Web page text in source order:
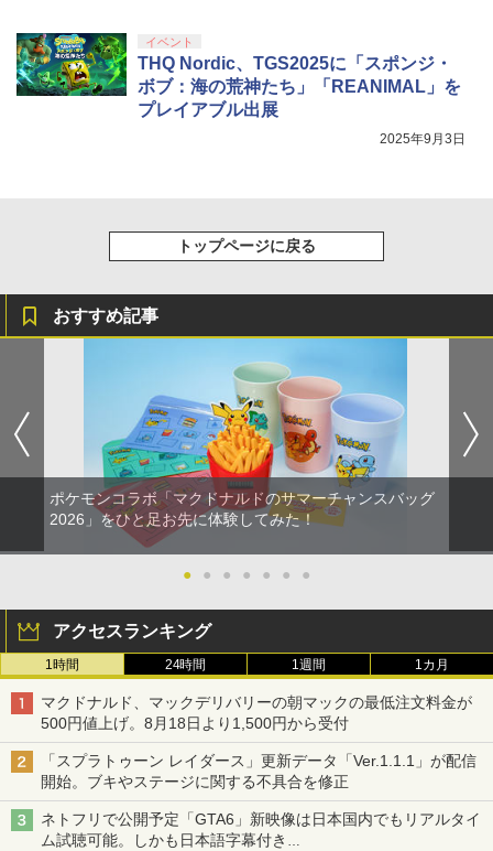
イベント
THQ Nordic、TGS2025に「スポンジ・
ボブ：海の荒神たち」「REANIMAL」を
プレイアブル出展
2025年9月3日
トップページに戻る
おすすめ記事
ポケモンコラボ「マクドナルドのサマーチャンスバッグ
2026」をひと足お先に体験してみた！
● ● ● ● ● ● ●
アクセスランキング
1時間 24時間 1週間 1カ月
マクドナルド、マックデリバリーの朝マックの最低注文料金が
500円値上げ。8月18日より1,500円から受付
「スプラトゥーン レイダース」更新データ「Ver.1.1.1」が配信
開始。ブキやステージに関する不具合を修正
ネトフリで公開予定「GTA6」新映像は日本国内でもリアルタイ
ム試聴可能。しかも日本語字幕付き